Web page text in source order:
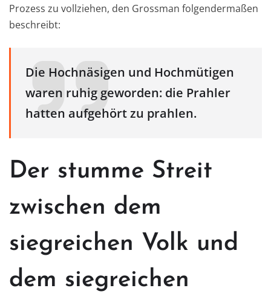
Prozess zu vollziehen, den Grossman folgendermaßen
beschreibt:
Die Hochnäsigen und Hochmütigen
waren ruhig geworden: die Prahler
hatten aufgehört zu prahlen.
Der stumme Streit
zwischen dem
siegreichen Volk und
dem siegreichen